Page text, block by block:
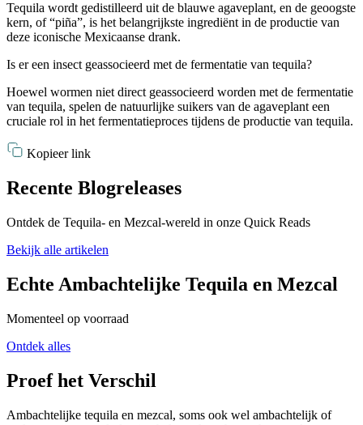
Tequila wordt gedistilleerd uit de blauwe agaveplant, en de geoogste
kern, of “piña”, is het belangrijkste ingrediënt in de productie van
deze iconische Mexicaanse drank.
Is er een insect geassocieerd met de fermentatie van tequila?
Hoewel wormen niet direct geassocieerd worden met de fermentatie
van tequila, spelen de natuurlijke suikers van de agaveplant een
cruciale rol in het fermentatieproces tijdens de productie van tequila.
Kopieer link
Recente Blogreleases
Ontdek de Tequila- en Mezcal-wereld in onze Quick Reads
Bekijk alle artikelen
Echte Ambachtelijke Tequila en Mezcal
Momenteel op voorraad
Ontdek alles
Proef het Verschil
Ambachtelijke tequila en mezcal, soms ook wel ambachtelijk of